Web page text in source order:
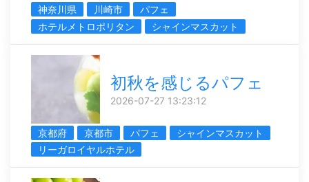
神奈川県 川崎市
パフェ
ホテルメトロポリタン
シャインマスカット
初秋を感じるパフェ
2026-07-27 13:23:12
京都府 京都市 パフェ
シャインマスカット
リーガロイヤルホテル